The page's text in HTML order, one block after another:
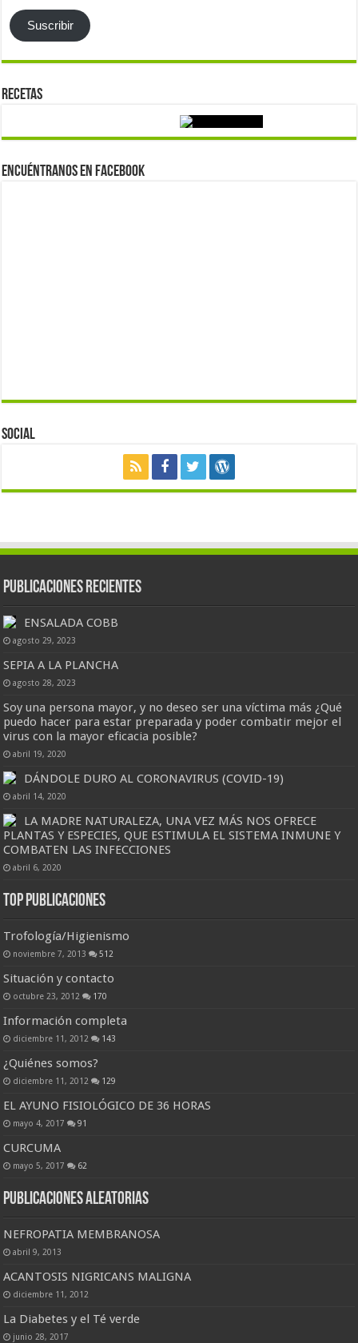
Suscribir
Recetas
Encuéntranos en Facebook
Social
Publicaciones Recientes
ENSALADA COBB
agosto 29, 2023
SEPIA A LA PLANCHA
agosto 28, 2023
Soy una persona mayor, y no deseo ser una víctima más ¿Qué
puedo hacer para estar preparada y poder combatir mejor el
virus con la mayor eficacia posible?
abril 19, 2020
DÁNDOLE DURO AL CORONAVIRUS (COVID-19)
abril 14, 2020
LA MADRE NATURALEZA, UNA VEZ MÁS NOS OFRECE
PLANTAS Y ESPECIES, QUE ESTIMULA EL SISTEMA INMUNE Y
COMBATEN LAS INFECCIONES
abril 6, 2020
Top Publicaciones
Trofología/Higienismo
noviembre 7, 2013 512
Situación y contacto
octubre 23, 2012 170
Información completa
diciembre 11, 2012 143
¿Quiénes somos?
diciembre 11, 2012 129
EL AYUNO FISIOLÓGICO DE 36 HORAS
mayo 4, 2017 91
CURCUMA
mayo 5, 2017 62
Publicaciones Aleatorias
NEFROPATIA MEMBRANOSA
abril 9, 2013
ACANTOSIS NIGRICANS MALIGNA
diciembre 11, 2012
La Diabetes y el Té verde
junio 28, 2017